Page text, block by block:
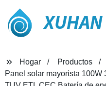
XUHAN
Hogar
Productos
Panel solar mayorista